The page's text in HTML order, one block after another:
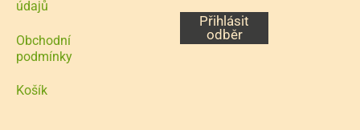
údajů
Obchodní
podmínky
Košík
Přihlásit
odběr